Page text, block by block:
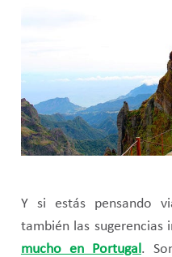
Y si estás pensando
también las sugerencias
mucho en Portugal.